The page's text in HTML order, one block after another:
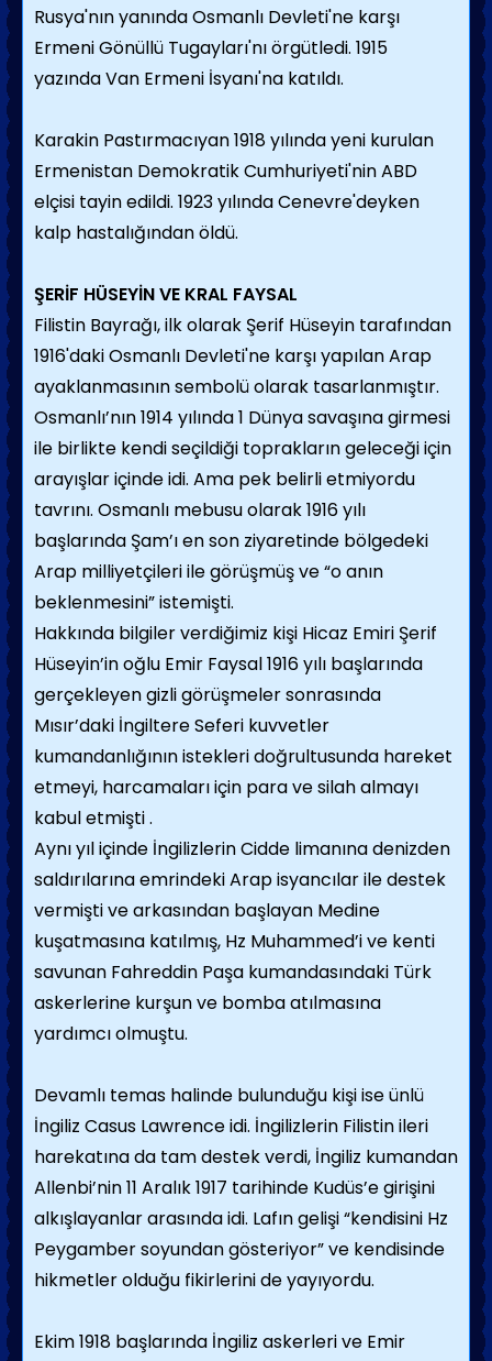
Rusya'nın yanında Osmanlı Devleti'ne karşı
Ermeni Gönüllü Tugayları'nı örgütledi. 1915
yazında Van Ermeni İsyanı'na katıldı.
Karakin Pastırmacıyan 1918 yılında yeni kurulan
Ermenistan Demokratik Cumhuriyeti'nin ABD
elçisi tayin edildi. 1923 yılında Cenevre'deyken
kalp hastalığından öldü.
ŞERİF HÜSEYİN VE KRAL FAYSAL
Filistin Bayrağı, ilk olarak Şerif Hüseyin tarafından
1916'daki Osmanlı Devleti'ne karşı yapılan Arap
ayaklanmasının sembolü olarak tasarlanmıştır.
Osmanlı’nın 1914 yılında 1 Dünya savaşına girmesi
ile birlikte kendi seçildiği toprakların geleceği için
arayışlar içinde idi. Ama pek belirli etmiyordu
tavrını. Osmanlı mebusu olarak 1916 yılı
başlarında Şam’ı en son ziyaretinde bölgedeki
Arap milliyetçileri ile görüşmüş ve “o anın
beklenmesini” istemişti.
Hakkında bilgiler verdiğimiz kişi Hicaz Emiri Şerif
Hüseyin’in oğlu Emir Faysal 1916 yılı başlarında
gerçekleyen gizli görüşmeler sonrasında
Mısır’daki İngiltere Seferi kuvvetler
kumandanlığının istekleri doğrultusunda hareket
etmeyi, harcamaları için para ve silah almayı
kabul etmişti .
Aynı yıl içinde İngilizlerin Cidde limanına denizden
saldırılarına emrindeki Arap isyancılar ile destek
vermişti ve arkasından başlayan Medine
kuşatmasına katılmış, Hz Muhammed’i ve kenti
savunan Fahreddin Paşa kumandasındaki Türk
askerlerine kurşun ve bomba atılmasına
yardımcı olmuştu.
Devamlı temas halinde bulunduğu kişi ise ünlü
İngiliz Casus Lawrence idi. İngilizlerin Filistin ileri
harekatına da tam destek verdi, İngiliz kumandan
Allenbi’nin 11 Aralık 1917 tarihinde Kudüs’e girişini
alkışlayanlar arasında idi. Lafın gelişi “kendisini Hz
Peygamber soyundan gösteriyor” ve kendisinde
hikmetler olduğu fikirlerini de yayıyordu.
Ekim 1918 başlarında İngiliz askerleri ve Emir